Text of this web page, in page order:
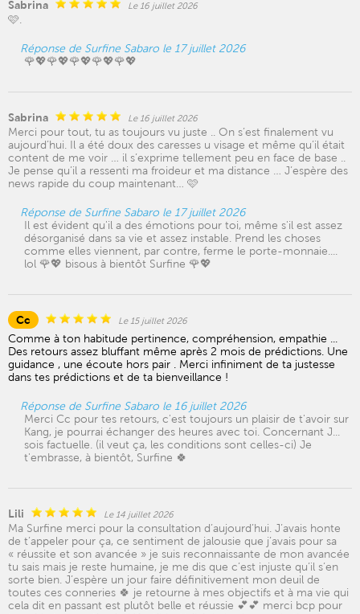
Sabrina Le 16 juillet 2026
🩷.
Réponse de Surfine Sabaro le 17 juillet 2026
🌹💖🌹💖🌹💖🌹💖🌹💖
Sabrina Le 16 juillet 2026
Merci pour tout, tu as toujours vu juste .. On s’est finalement vu
aujourd’hui. Il a été doux des caresses u visage et même qu’il était
content de me voir … il s’exprime tellement peu en face de base ..
Je pense qu’il a ressenti ma froideur et ma distance … J’espère des
news rapide du coup maintenant… 🩷
Réponse de Surfine Sabaro le 17 juillet 2026
Il est évident qu'il a des émotions pour toi, même s'il est assez
désorganisé dans sa vie et assez instable. Prend les choses
comme elles viennent, par contre, ferme le porte-monnaie....
lol 🌹💖 bisous à bientôt Surfine 🌹💖
Cc Le 15 juillet 2026
Comme à ton habitude pertinence, compréhension, empathie ...
Des retours assez bluffant même après 2 mois de prédictions. Une
guidance , une écoute hors pair . Merci infiniment de ta justesse
dans tes prédictions et de ta bienveillance !
Réponse de Surfine Sabaro le 16 juillet 2026
Merci Cc pour tes retours, c'est toujours un plaisir de t'avoir sur
Kang, je pourrai échanger des heures avec toi. Concernant J...
sois factuelle. (il veut ça, les conditions sont celles-ci) Je
t'embrasse, à bientôt, Surfine 🍀
Lili Le 14 juillet 2026
Ma Surfine merci pour la consultation d’aujourd’hui. J’avais honte
de t’appeler pour ça, ce sentiment de jalousie que j’avais pour sa
« réussite et son avancée » je suis reconnaissante de mon avancée
tu sais mais je reste humaine, je me dis que c’est injuste qu’il s’en
sorte bien. J’espère un jour faire définitivement mon deuil de
toutes ces conneries 🍀 je retourne à mes objectifs et à ma vie qui
cela dit en passant est plutôt belle et réussie 💕💕 merci bcp pour